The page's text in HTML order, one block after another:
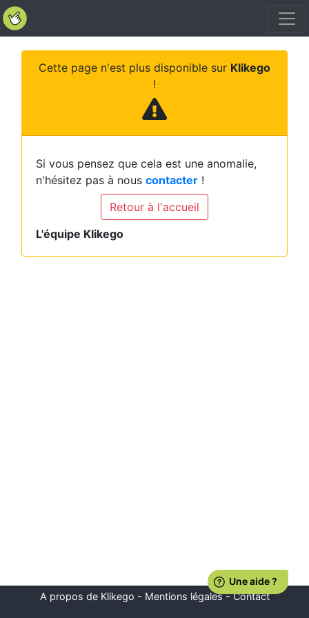
Cette page n'est plus disponible sur Klikego
!
Si vous pensez que cela est une anomalie,
n'hésitez pas à nous contacter !
Retour à l'accueil
L'équipe Klikego
A propos de Klikego - Mentions légales-Contact